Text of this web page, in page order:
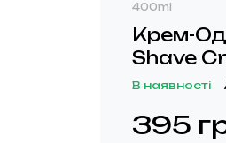
400ml
Крем-
Shave
В наявності
395